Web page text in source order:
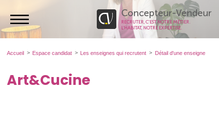
Concepteur-Vendeur
RECRUTER, C’EST NOTRE MÉTIER.
L’HABITAT, NOTRE EXPERTISE.
Accueil Espace candidat Les enseignes qui recrutent Détail d'une enseigne
Art&Cucine